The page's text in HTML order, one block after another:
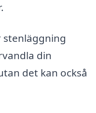
din
det kan också